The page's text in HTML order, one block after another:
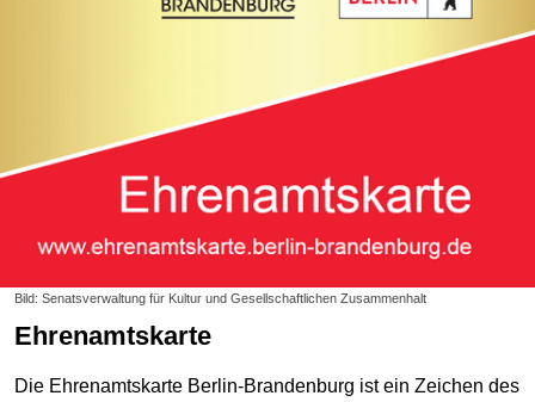
Bild: Senatsverwaltung für Kultur und Gesellschaftlichen Zusammenhalt
Ehrenamtskarte
Die Ehrenamtskarte Berlin-Brandenburg ist ein Zeichen des